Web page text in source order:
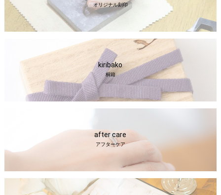
オリジナル刻印
kiribako
桐箱
after care
アフターケア